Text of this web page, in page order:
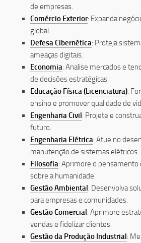
de empresas.
Comércio Exterior: Expanda
global.
Defesa Cibernética: Proteja
ameaças digitais.
Economia: Analise mercados e
de decisões estratégicas.
Educação Física (Licenciatura):
ensino e promover qualidade de
Engenharia Civil : Projete e
futuro.
Engenharia Elétrica: Atue no
manutenção de sistemas elétricos.
Filosofia: Aprimore o pensamento
sobre a humanidade.
Gestão Ambiental : Desenvolva
para empresas e comunidades.
Gestão Comercial : Aprimore
vendas e fidelizar clientes.
Gestão da Produção Industrial :